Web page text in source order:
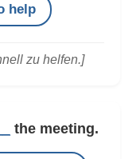
help
zu helfen.]
the meeting.